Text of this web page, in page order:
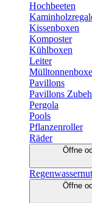
Hochbeeten
Kissenboxen
Komposter
Kühlboxen
Leiter
Pavillons
Pavillons
Pergola
Pools
Pflanzenroller
Räder
Öffne
Öffne